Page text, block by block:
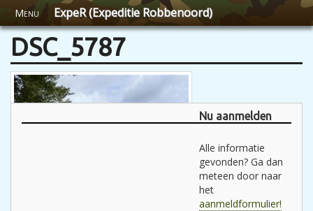
Menu ExpeR (Expeditie Robbenoord)
DSC_5787
Nu aanmelden
Alle informatie
gevonden? Ga dan
meteen door naar
het
aanmeldformulier!